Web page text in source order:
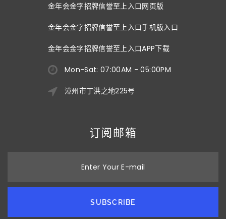
金年会金字招牌信誉至上入口网页版
金年会金字招牌信誉至上入口手机版入口
金年会金字招牌信誉至上入口APP下载
Mon-Sat: 07:00AM - 05:00PM
漳州市丁洪之地225号
订阅邮箱
Enter Your E-mail
SUBSCRIBE